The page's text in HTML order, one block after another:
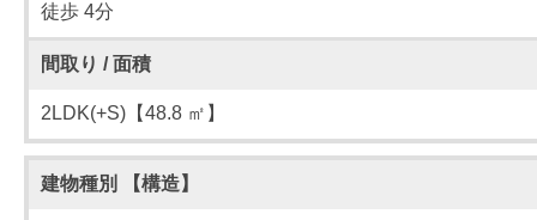
徒歩 4分
間取り / 面積
2LDK(+S)【48.8 ㎡】
建物種別 【構造】